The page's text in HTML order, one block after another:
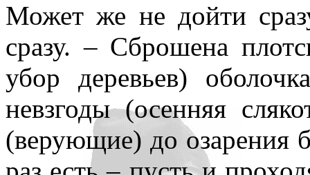
Может же не дойти
сразу. – Сброшена
убор деревьев)
невзгоды (осенняя
(верующие) до озарения